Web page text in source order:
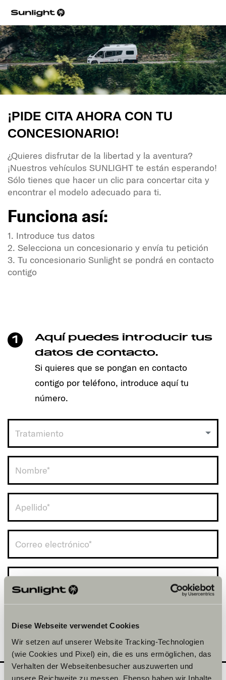
Diese Webseite verwendet Cookies
Wir setzen auf unserer Website Tracking-Technologien
(wie Cookies und Pixel) ein, die es uns ermöglichen, das
Verhalten der Webseitenbesucher auszuwerten und
unsere Reichweite zu messen. Ebenso haben wir Inhalte
¡PIDE CITA AHORA CON TU
CONCESIONARIO!
¿Quieres disfrutar de la libertad y la aventura?
¡Nuestros vehículos SUNLIGHT te están esperando!
Sólo tienes que hacer un clic para concertar cita y
encontrar el modelo adecuado para ti.
Funciona así:
1. Introduce tus datos
2. Selecciona un concesionario y envía tu petición
3. Tu concesionario Sunlight se pondrá en contacto
contigo
Funciona así:
1. Introduce tus datos
2. Selecciona un concesionario y envía tu petición
3. Tu concesionario Sunlight se pondrá en contacto
1
Aquí puedes introducir tus
datos de contacto.
Si quieres que se pongan en contacto
contigo por teléfono, introduce aquí tu
número.
Tratamiento